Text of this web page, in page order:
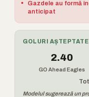
•
Gazdele au formă
anticipat
GOLURI
2.40
GO Ahead Eagles
Modelul sugerează un